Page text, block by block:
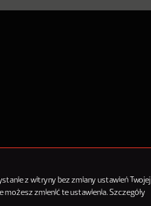
z witryny bez zmiany ustawień Twojej
możesz zmienić te ustawienia. Szczegóły